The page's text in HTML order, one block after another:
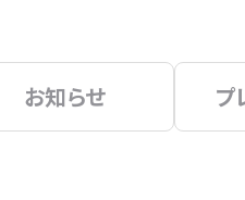
お知らせ プ